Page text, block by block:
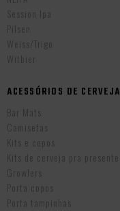
Session Ipa
Pilsen
Weiss/Trigo
Witbier
ACESSÓRIOS DE CERVEJA
Bar Mats
Camisetas
Kits e copos
Kits de cerveja pra presente
Growlers
Porta copos
Porta tampinhas